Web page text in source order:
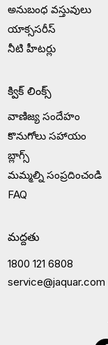
అనుబంధ వస్తువులు
యాక్ససరీస్
నీటి హీటర్లు
క్విక్ లింక్స్
వాణిజ్య సందేహం
కొనుగోలు సహాయం
బ్లాగ్స్
మమ్మల్ని సంప్రదించండి
FAQ
మద్దతు
1800 121 6808
service@jaquar.com